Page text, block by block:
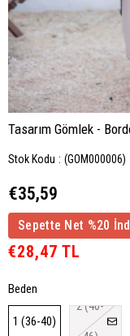
Tasarım Gömlek -
Stok Kodu (GOM000006)
€35,59
Sepette Net %20
€28,47 TL
Beden
1 (36-40)
2 (40-